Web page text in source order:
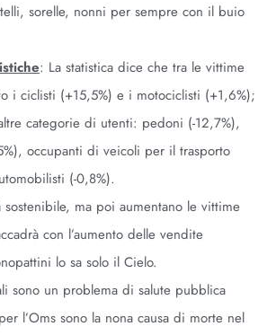
sorelle, nonni per sempre con il buio
: La statistica dice che tra le vittime
i ciclisti (+15,5%) e i motociclisti (+1,6%);
categorie di utenti: pedoni (-12,7%),
occupanti di veicoli per il trasporto
(-0,8%).
ma poi aumentano le vittime
con l’aumento delle vendite
lo sa solo il Cielo.
sono un problema di salute pubblica
l’Oms sono la nona causa di morte nel